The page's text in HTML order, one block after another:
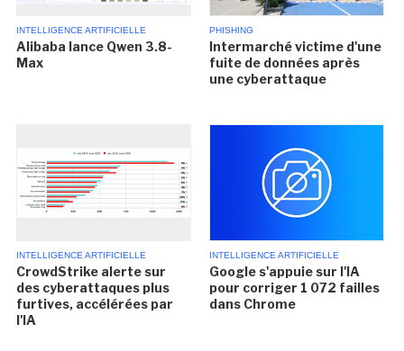
INTELLIGENCE ARTIFICIELLE
Alibaba lance Qwen 3.8-
Max
PHISHING
Intermarché victime d'une
fuite de données après
une cyberattaque
INTELLIGENCE ARTIFICIELLE
CrowdStrike alerte sur
des cyberattaques plus
furtives, accélérées par
l'IA
INTELLIGENCE ARTIFICIELLE
Google s'appuie sur l'IA
pour corriger 1 072 failles
dans Chrome